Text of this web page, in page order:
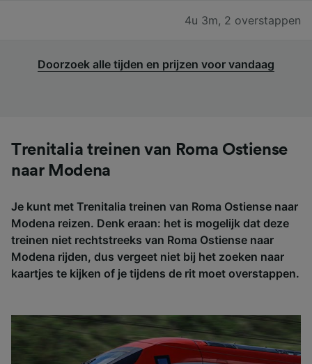
4u 3m, 2 overstappen
Doorzoek alle tijden en prijzen voor vandaag
Trenitalia treinen van Roma Ostiense
naar Modena
Je kunt met Trenitalia treinen van Roma Ostiense naar
Modena reizen. Denk eraan: het is mogelijk dat deze
treinen niet rechtstreeks van Roma Ostiense naar
Modena rijden, dus vergeet niet bij het zoeken naar
kaartjes te kijken of je tijdens de rit moet overstappen.